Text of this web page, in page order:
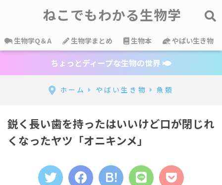
ねこでもわかる生物学
生物学Q＆A 生物学まとめ 生物本 やばい生き物
ちょっとディープな生物の世界
ホーム やばい生き物 魚類
鋭く長い歯を持ったはいいけど口が閉じれ
くなったヤツ「オニキンメ」